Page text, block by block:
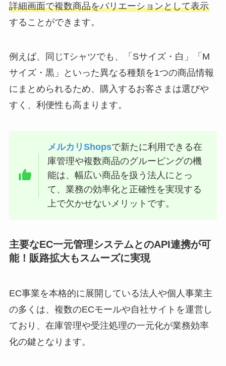
詳細画面で複数商品をバリエーションとして表示
することができます。
例えば、同じTシャツでも、「Sサイズ・白」「M
サイズ・黒」といった異なる種類を1つの商品情報
にまとめられるため、購入するお客さまは選びや
すく、利便性も高まります。
メルカリShopsで新たに利用できる在
庫管理や複数商品のグルーピングの機
能は、幅広い商品を扱う法人にとっ
て、業務の効率化と正確性を実現する
上で欠かせないメリットです。
主要なEC一元管理システムとのAPI連携が可
能！販路拡大もスムーズに実現
EC事業を本格的に展開している法人や個人事業主
の多くは、複数のECモールや自社サイトを運営し
ており、在庫管理や受注処理の一元化が業務効率
化の鍵となります。